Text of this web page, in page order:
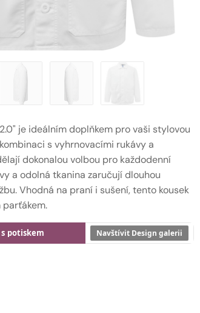
je ideálním doplňkem pro vaši stylovou
s vyhrnovacími rukávy a
dokonalou volbou pro každodenní
a odolná tkanina zaručují dlouhou
Vhodná na praní i sušení, tento kousek
potiskem Navštívit Design galerii